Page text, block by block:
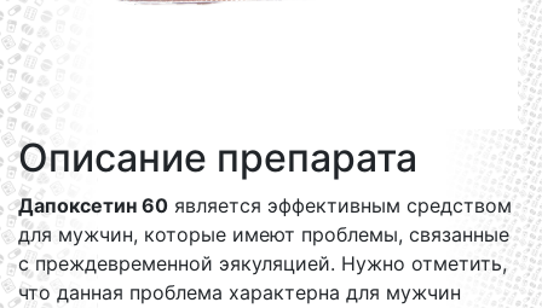
Описание препарата
Дапоксетин 60 является эффективным средством
для мужчин, которые имеют проблемы, связанные
с преждевременной эякуляцией. Нужно отметить,
что данная проблема характерна для мужчин